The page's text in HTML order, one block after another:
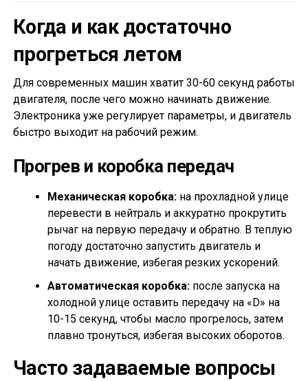
Когда и как достаточно
прогреться летом
Для современных машин хватит 30-60 секунд работы
двигателя, после чего можно начинать движение.
Электроника уже регулирует параметры, и двигатель
быстро выходит на рабочий режим.
Прогрев и коробка передач
Механическая коробка:на прохладной улице
перевести в нейтраль и аккуратно прокрутить
рычаг на первую передачу и обратно. В теплую
погоду достаточно запустить двигатель и
начать движение, избегая резких ускорений.
Автоматическая коробка:после запуска на
холодной улице оставить передачу на «D» на
10-15 секунд, чтобы масло прогрелось, затем
плавно тронуться, избегая высоких оборотов.
Часто задаваемые вопросы